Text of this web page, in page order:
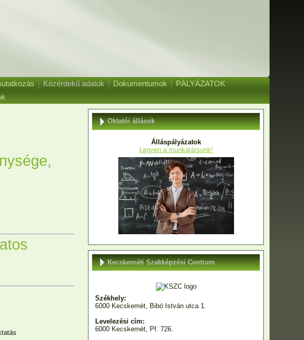
Közérdekű adatok Dokumentumok
PÁLYÁZATOK
Oktatói állások
Álláspályázatok
Legyen a munkatársunk!
Kecskeméti Szakképzési Centrum
Székhely:
6000 Kecskemét, Bibó István utca 1.
Levelezési cím:
6000 Kecskemét, Pf. 726.